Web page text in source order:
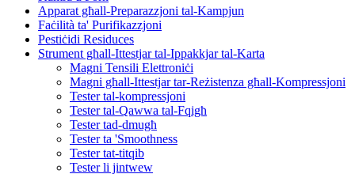
Apparat għall-Preparazzjoni tal-Kampjun
Faċilità ta' Purifikazzjoni
Pestiċidi Residuces
Strument għall-Ittestjar tal-Ippakkjar tal-Karta
Magni Tensili Elettroniċi
Magni għall-Ittestjar tar-Reżistenza għall-Kompressjoni
Tester tal-kompressjoni
Tester tal-Qawwa tal-Fqigħ
Tester tad-dmugħ
Tester ta 'Smoothness
Tester tat-titqib
Tester li jintwew